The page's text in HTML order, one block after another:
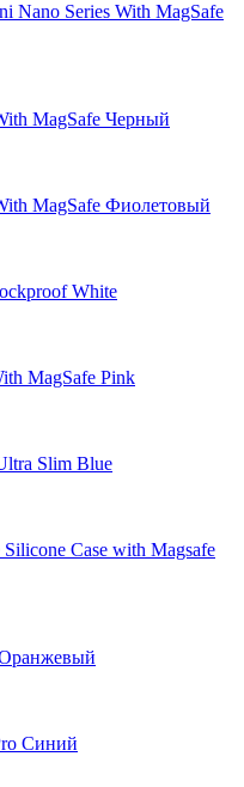
Nano Series With MagSafe
MagSafe Черный
MagSafe Фиолетовый
White
MagSafe Pink
Slim Blue
Case with Magsafe
Оранжевый
Синий